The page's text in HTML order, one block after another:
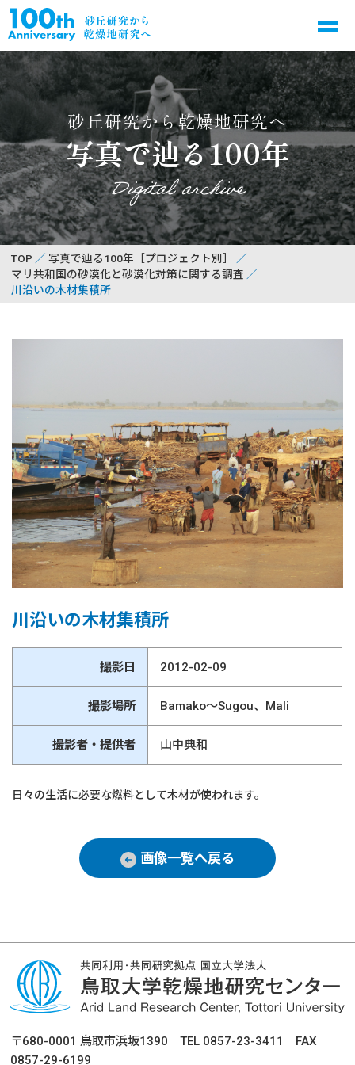
砂丘研究から乾燥地研究へ
写真で辿る100年
Digital archive
TOP
写真で辿る100年［プロジェクト別］
マリ共和国の砂漠化と砂漠化対策に関する調査
川沿いの木材集積所
川沿いの木材集積所
撮影日 2012-02-09
撮影場所 Bamako～Sugou、Mali
撮影者・提供者 山中典和
日々の生活に必要な燃料として木材が使われます。
画像一覧へ戻る
〒680-0001 鳥取市浜坂1390 TEL 0857-23-3411 FAX
0857-29-6199